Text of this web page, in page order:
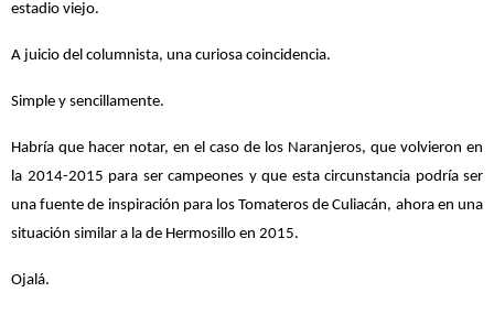
estadio viejo.
A juicio del columnista, una curiosa coincidencia.
Simple y sencillamente.
Habría que hacer notar, en el caso de los Naranjeros, que volvieron en
la 2014-2015 para ser campeones y que esta circunstancia podría ser
una fuente de inspiración para los Tomateros de Culiacán, ahora en una
situación similar a la de Hermosillo en 2015.
Ojalá.